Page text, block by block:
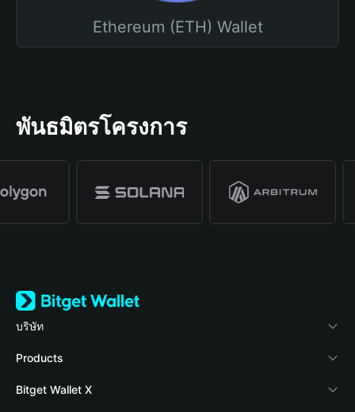
Ethereum (ETH) Wallet
พันธมิตรโครงการ
บริษัท
เกี่ยวกับ Bitget Wallet
Blog
Products
Crypto Card
Bitget Wallet X